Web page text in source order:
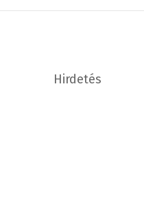
Hirdetés